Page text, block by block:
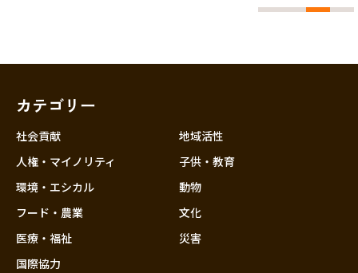
カテゴリー
社会貢献
人権・マイノリティ
環境・エシカル
フード・農業
医療・福祉
国際協力
地域活性
子供・教育
動物
文化
災害